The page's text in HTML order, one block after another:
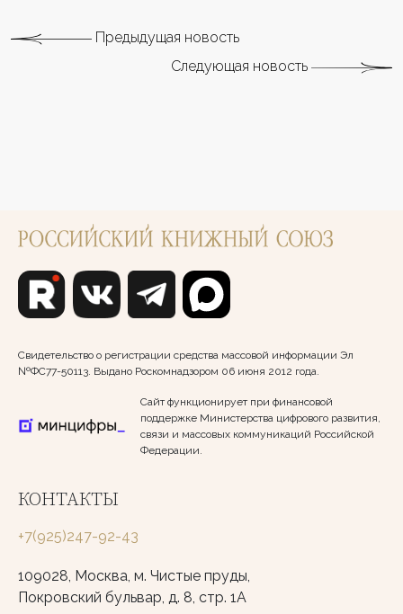
Предыдущая новость
Следующая новость
Свидетельство о регистрации средства массовой информации Эл
№ФС77-50113. Выдано Роскомнадзором 06 июня 2012 года.
Сайт функционирует при финансовой
поддержке Министерства цифрового развития,
связи и массовых коммуникаций Российской
Федерации.
КОНТАКТЫ
+7(925)247-92-43
109028, Москва, м. Чистые пруды,
Покровский бульвар, д. 8, стр. 1А